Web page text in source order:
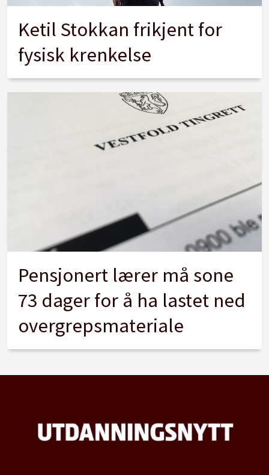
Ketil Stokkan frikjent for
fysisk krenkelse
Pensjonert lærer må sone
73 dager for å ha lastet ned
overgrepsmateriale